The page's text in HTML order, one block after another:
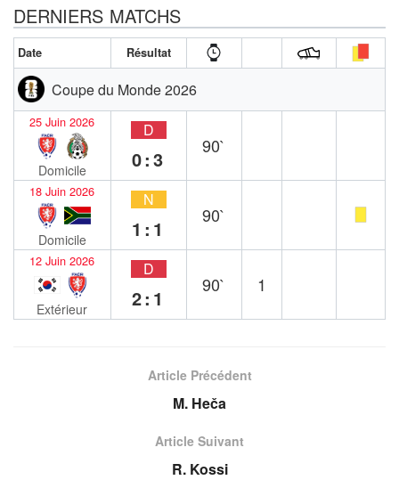
DERNIERS MATCHS
Date Résultat
Coupe du Monde 2026
25 Juin 2026
Domicile
D
0:3
90`
18 Juin 2026
Domicile
N
1:1
90`
12 Juin 2026
Extérieur
D
2:1
90` 1
Article Précédent
M. Heča
Article Suivant
R. Kossi